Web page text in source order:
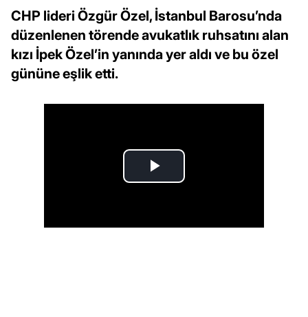
CHP lideri Özgür Özel, İstanbul Barosu’nda
düzenlenen törende avukatlık ruhsatını alan
kızı İpek Özel’in yanında yer aldı ve bu özel
gününe eşlik etti.